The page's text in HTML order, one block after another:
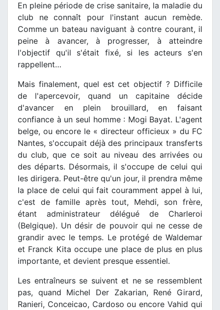
En pleine période de crise sanitaire, la maladie du
club ne connaît pour l'instant aucun remède.
Comme un bateau naviguant à contre courant, il
peine à avancer, à progresser, à atteindre
l'objectif qu'il s'était fixé, si les acteurs s'en
rappellent…
Mais finalement, quel est cet objectif ? Difficile
de l'apercevoir, quand un capitaine décide
d'avancer en plein brouillard, en faisant
confiance à un seul homme : Mogi Bayat. L'agent
belge, ou encore le « directeur officieux » du FC
Nantes, s'occupait déjà des principaux transferts
du club, que ce soit au niveau des arrivées ou
des départs. Désormais, il s'occupe de celui qui
les dirigera. Peut-être qu'un jour, il prendra même
la place de celui qui fait couramment appel à lui,
c'est de famille après tout, Mehdi, son frère,
étant administrateur délégué de Charleroi
(Belgique). Un désir de pouvoir qui ne cesse de
grandir avec le temps. Le protégé de Waldemar
et Franck Kita occupe une place de plus en plus
importante, et devient presque essentiel.
Les entraîneurs se suivent et ne se ressemblent
pas, quand Michel Der Zakarian, René Girard,
Ranieri, Conceicao, Cardoso ou encore Vahid qui